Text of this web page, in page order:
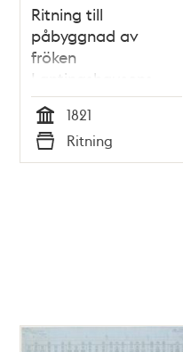
Ritning till
påbyggnad av
fröken
Lantingshausens
hus på Blasieholmen
1821
Tid
1821
Typ
Ritning